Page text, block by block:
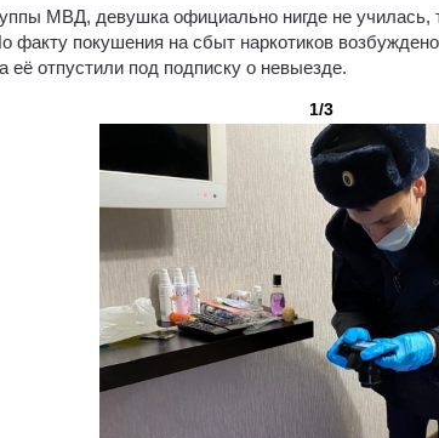
МВД, девушка официально нигде не училась,
факту покушения на сбыт наркотиков
её отпустили под подписку о невыезде.
1/3